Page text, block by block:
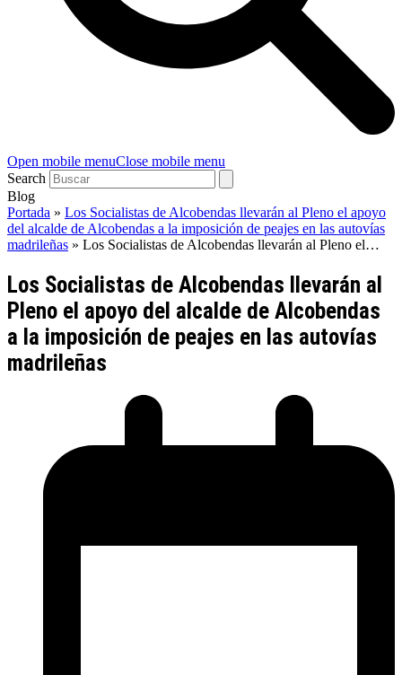
Open mobile menuClose mobile menu
Search
Blog
Portada » Los Socialistas de Alcobendas llevarán al Pleno el apoyo
del alcalde de Alcobendas a la imposición de peajes en las autovías
madrileñas » Los Socialistas de Alcobendas llevarán al Pleno el…
Los Socialistas de Alcobendas llevarán al
Pleno el apoyo del alcalde de Alcobendas
a la imposición de peajes en las autovías
madrileñas